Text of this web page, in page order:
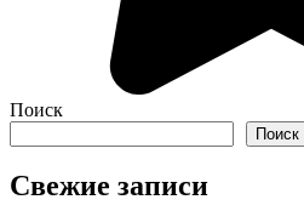
Поиск
Поиск
Свежие записи